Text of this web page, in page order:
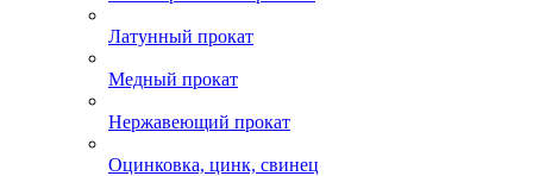
Латунный прокат
Медный прокат
Нержавеющий прокат
Оцинковка, цинк, свинец